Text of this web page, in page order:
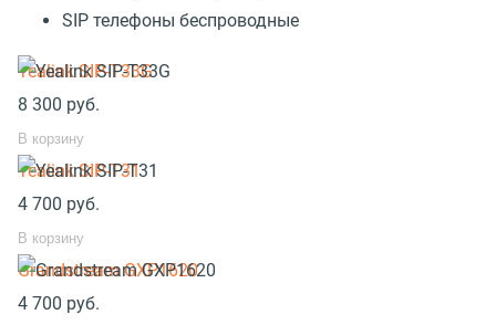
SIP телефоны беспроводные
Yealink SIP-T33G
8 300 руб.
В корзину
Yealink SIP-T31
4 700 руб.
В корзину
Grandstream GXP1620
4 700 руб.